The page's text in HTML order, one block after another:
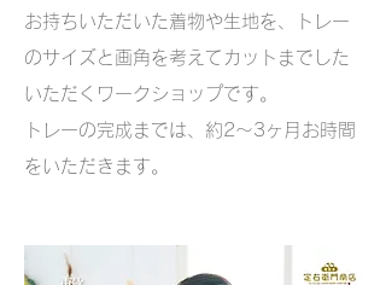
お持ちいただいた着物や生地を、トレー
のサイズと画角を考えてカットまでした
いただくワークショップです。
​トレーの完成までは、約2〜3ヶ月お時間
をいただきます。